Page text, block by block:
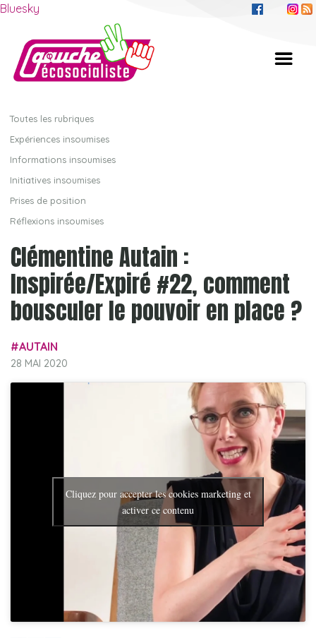
Bluesky
Toutes les rubriques
Expériences insoumises
Informations insoumises
Initiatives insoumises
Prises de position
Réflexions insoumises
Clémentine Autain :
Inspirée/Expiré #22, comment
bousculer le pouvoir en place ?
AUTAIN
28 MAI 2020
Cliquez pour accepter les cookies marketing et
activer ce contenu